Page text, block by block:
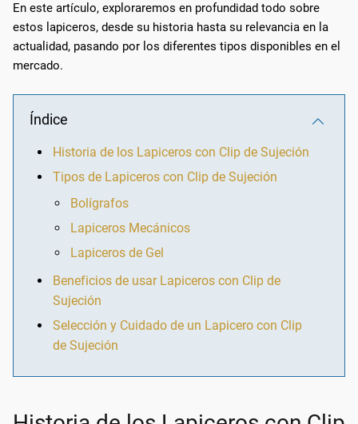
En este artículo, exploraremos en profundidad todo sobre
estos lapiceros, desde su historia hasta su relevancia en la
actualidad, pasando por los diferentes tipos disponibles en el
mercado.
Índice
Historia de los Lapiceros con Clip de Sujeción
Tipos de Lapiceros con Clip de Sujeción
Bolígrafos
Lapiceros Mecánicos
Lapiceros de Gel
Beneficios de usar Lapiceros con Clip de
Sujeción
Selección y Cuidado de un Lapicero con Clip
de Sujeción